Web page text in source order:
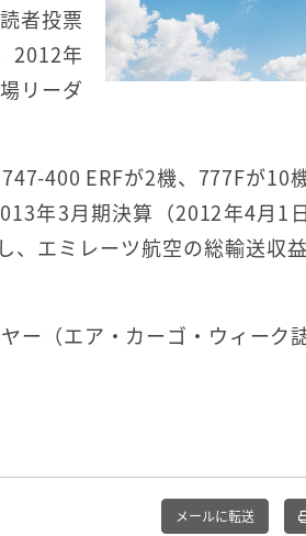
者投票
2012年
リーダ
400 ERFが2機、777Fが10
年3月期決算（2012年4月1
、エミレーツ航空の総輸送収
ー（エア・カーゴ・ウィーク
メールに転送